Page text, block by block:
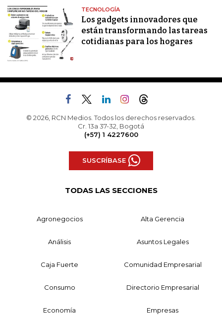
TECNOLOGÍA
Los gadgets innovadores que
están transformando las tareas
cotidianas para los hogares
© 2026, RCN Medios. Todos los derechos reservados.
Cr. 13a 37-32, Bogotá
(+57) 1 4227600
SUSCRÍBASE
TODAS LAS SECCIONES
Agronegocios Alta Gerencia
Análisis Asuntos Legales
Caja Fuerte Comunidad Empresarial
Consumo Directorio Empresarial
Economía Empresas